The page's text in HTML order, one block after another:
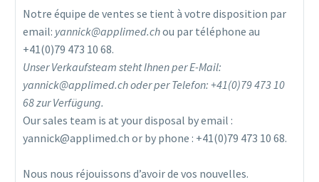
Notre équipe de ventes se tient à votre disposition par
email: yannick@applimed.chou par téléphone au
+41(0)79 473 10 68.
Unser Verkaufsteam steht Ihnen per E-Mail:
yannick@applimed.ch oder per Telefon: +41(0)79 473 10
68 zur Verfügung.
Our sales team is at your disposal by email :
yannick@applimed.ch or by phone : +41(0)79 473 10 68.
Nous nous réjouissons d’avoir de vos nouvelles.